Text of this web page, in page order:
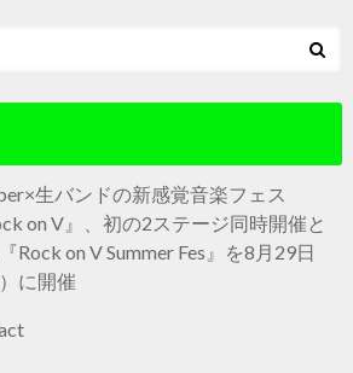
生バンドの新感覚音楽フェス
on V』、初の2ステージ同時開催と
Rock on V Summer Fes』を8月29日
）に開催